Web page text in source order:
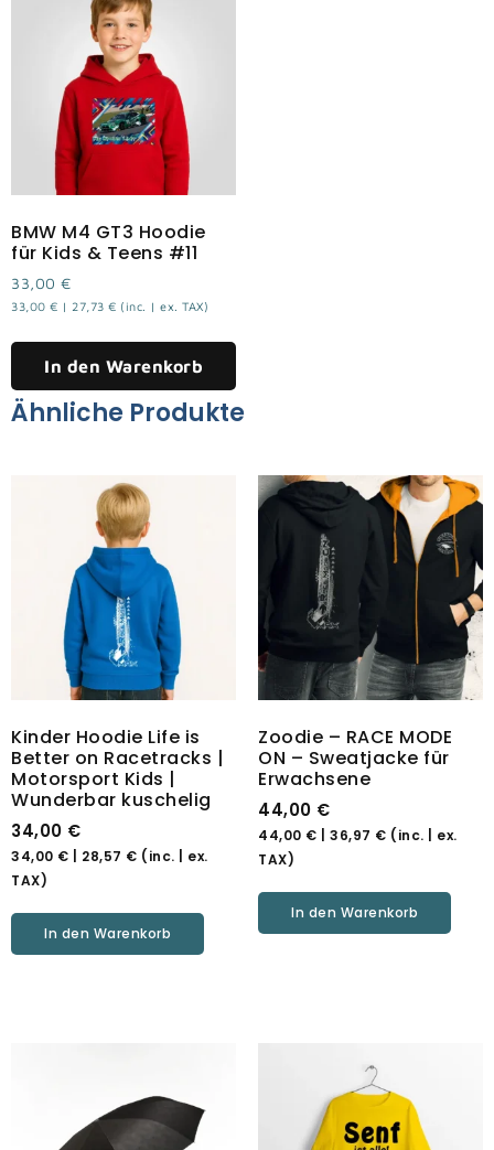
BMW M4 GT3 Hoodie
für Kids & Teens #11
33,00 €
33,00 € | 27,73 € (inc. | ex. TAX)
In den Warenkorb
Ähnliche Produkte
Kinder Hoodie Life is
Better on Racetracks |
Motorsport Kids |
Wunderbar kuschelig
34,00 €
34,00 € 28,57 € (inc. | ex.
TAX)
In den Warenkorb
Zoodie – RACE MODE
ON – Sweatjacke für
Erwachsene
44,00 €
44,00 € 36,97 € (inc. | ex.
TAX)
In den Warenkorb